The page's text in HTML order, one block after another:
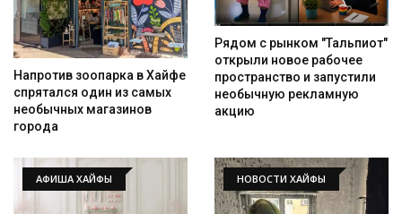
Напротив зоопарка в Хайфе
спрятался один из самых
необычных магазинов
города
Рядом с рынком "Тальпиот"
открыли новое рабочее
пространство и запустили
необычную рекламную
акцию
АФИША ХАЙФЫ НОВОСТИ ХАЙФЫ